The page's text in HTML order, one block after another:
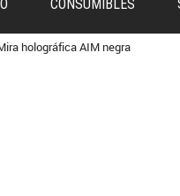
CONSUMIBLES
holográfica AIM negra